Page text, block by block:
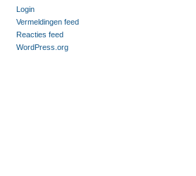
Login
Vermeldingen feed
Reacties feed
WordPress.org